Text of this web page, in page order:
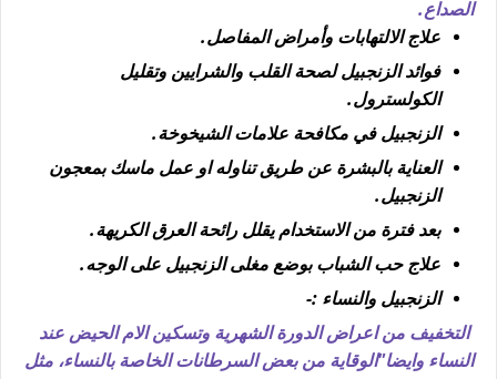
الصداع.
علاج الالتهابات وأمراض المفاصل.
فوائد الزنجبيل لصحة القلب والشرايين وتقليل
الكولسترول.
الزنجبيل في مكافحة علامات الشيخوخة.
العناية بالبشرة عن طريق تناوله او عمل ماسك بمعجون
الزنجبيل.
بعد فترة من الاستخدام يقلل رائحة العرق الكريهة.
علاج حب الشباب بوضع مغلى الزنجبيل على الوجه.
الزنجبيل والنساء :-
التخفيف من اعراض الدورة الشهرية وتسكين الام الحيض عند
النساء وايضا"الوقاية من بعض السرطانات الخاصة بالنساء، مثل